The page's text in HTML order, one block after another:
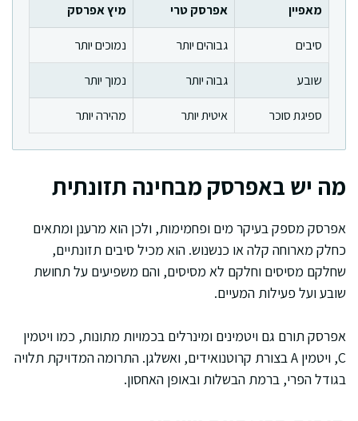
מאפיין אפרסק טרי
מיץ אפרסק
סיבים
גבוהים יותר
נמוכים יותר
שובע
גבוה יותר
נמוך יותר
ספיגת סוכר
איטית יותר מהירה יותר
מה יש באפרסק מבחינה תזונתית
אפרסק מספק בעיקר מים ופחמימות, ולכן הוא מרענן ומתאים
כחלק מארוחה קלה או כנשנוש. הוא מכיל סיבים תזונתיים,
שחלקם מסיסים וחלקם לא מסיסים, והם משפיעים על תחושת
שובע ועל פעילות המעיים.
אפרסק תורם גם ויטמינים ומינרלים בכמויות מתונות, כמו ויטמין
C, ויטמין A בצורת קרוטנואידים, ואשלגן. התרומה המדויקת תלויה
בגודל הפרי, ברמת הבשלות ובאופן האחסון.